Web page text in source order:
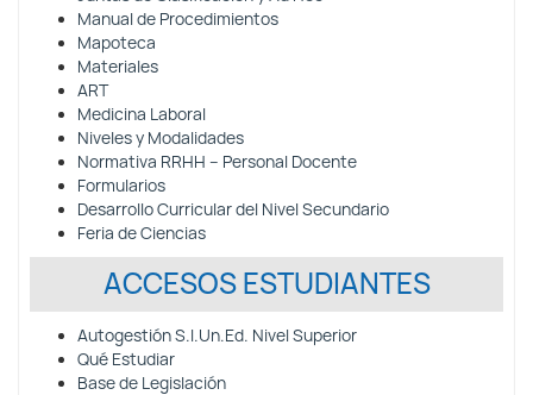
Manual de Procedimientos
Mapoteca
Materiales
ART
Medicina Laboral
Niveles y Modalidades
Normativa RRHH – Personal Docente
Formularios
Desarrollo Curricular del Nivel Secundario
Feria de Ciencias
ACCESOS ESTUDIANTES
Autogestión S.I.Un.Ed. Nivel Superior
Qué Estudiar
Base de Legislación